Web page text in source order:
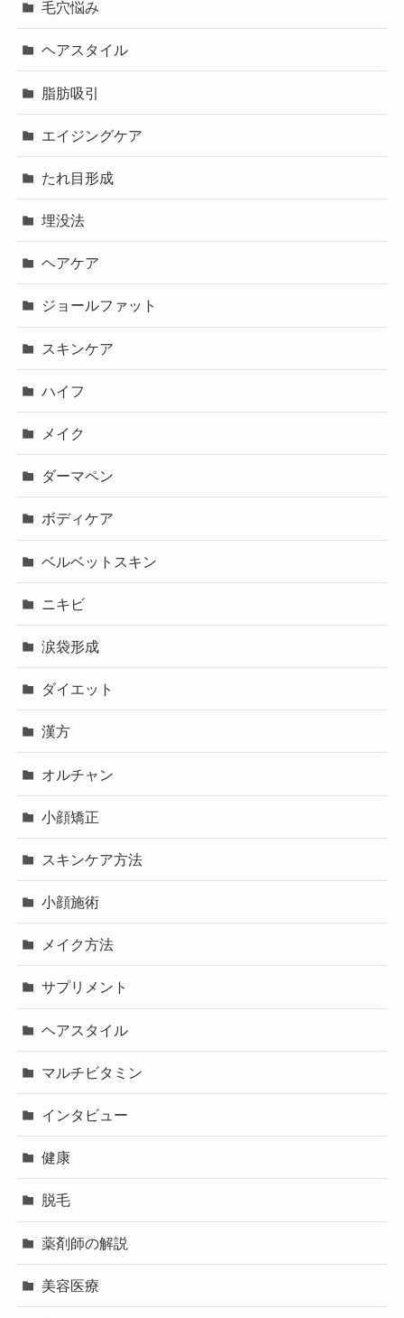
毛穴悩み
ヘアスタイル
脂肪吸引
エイジングケア
たれ目形成
埋没法
ヘアケア
ジョールファット
スキンケア
ハイフ
メイク
ダーマペン
ボディケア
ベルベットスキン
ニキビ
涙袋形成
ダイエット
漢方
オルチャン
小顔矯正
スキンケア方法
小顔施術
メイク方法
サプリメント
ヘアスタイル
マルチビタミン
インタビュー
健康
脱毛
薬剤師の解説
美容医療